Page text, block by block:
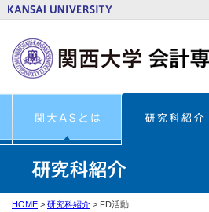
HOME > 研究科紹介 > FD活動